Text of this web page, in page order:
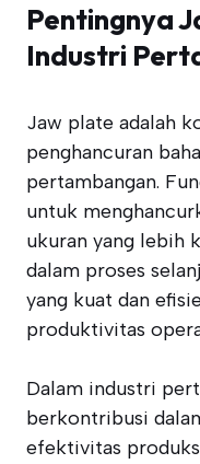
Pentingnya
Industri
Jaw plate adalah
penghancuran
pertambangan.
untuk
ukuran yang lebih
dalam proses
yang kuat dan
produktivitas
Dalam industri
berkontribusi
efektivitas